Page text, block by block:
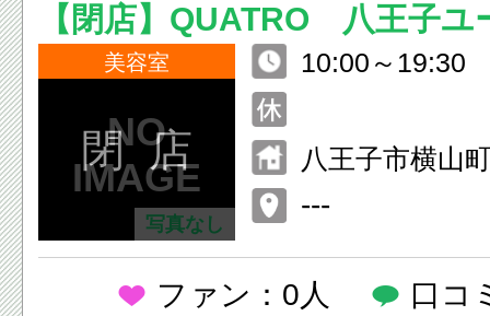
【閉店】QUATRO 八王子ユ
美容室
写真なし
閉 店
10:00～19:30
八王子市横山
---
ファン：0人 口コ